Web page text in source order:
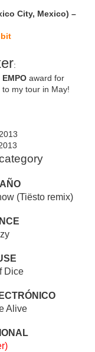
City, Mexico) –
:
EMPOaward for
my tour in May!
(Tiësto remix)
Dice
Alive